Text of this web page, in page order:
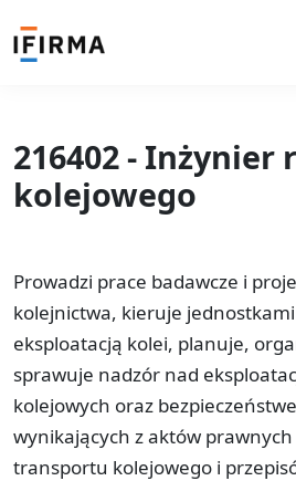
216402 - Inżynier
kolejowego
Prowadzi prace badawcze i
kolejnictwa, kieruje
eksploatacją kolei, planuje,
sprawuje nadzór nad
kolejowych oraz
wynikających z aktów
transportu kolejowego i